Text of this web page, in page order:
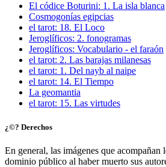
El códice Boturini: 1. La isla blanca
Cosmogonías egipcias
el tarot: 18. El Loco
Jeroglíficos: 2. fonogramas
Jeroglíficos: Vocabulario - el faraón
el tarot: 2. Las barajas milanesas
el tarot: 1. Del nayb al naipe
el tarot: 14. El Tiempo
La geomantia
el tarot: 15. Las virtudes
¿©? Derechos
En general, las imágenes que acompañan
dominio público al haber muerto sus